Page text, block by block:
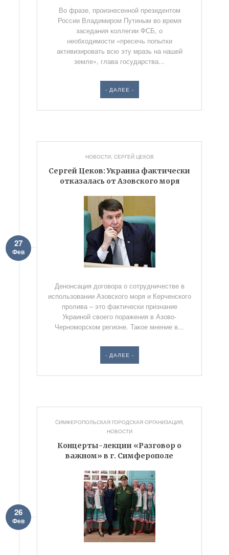
Во фразе, произнесенной президентом
России Владимиром Путиным во время
заседания коллегии ФСБ, о
необходимости «пресечь попытки
активизировать всю эту мразь на нашей
земле», глава государства...
- ДАЛЕЕ -
НОВОСТИ, СЕРГЕЙ ЦЕКОВ
Сергей Цеков: Украина фактически
отказалась от Азовского моря
27
Фев
Денонсация договора о сотрудничестве в
использовании Азовского моря и Керченского
пролива – это фактически признание
Украиной своего поражения в Азово-
Черноморском регионе. Такое мнение в...
- ДАЛЕЕ -
CИМФЕРОПОЛЬСКАЯ ГОРОДСКАЯ ОРГАНИЗАЦИЯ,
НОВОСТИ
Концерты-лекции «Разговор о
важном» в г. Симферополе
26
Фев